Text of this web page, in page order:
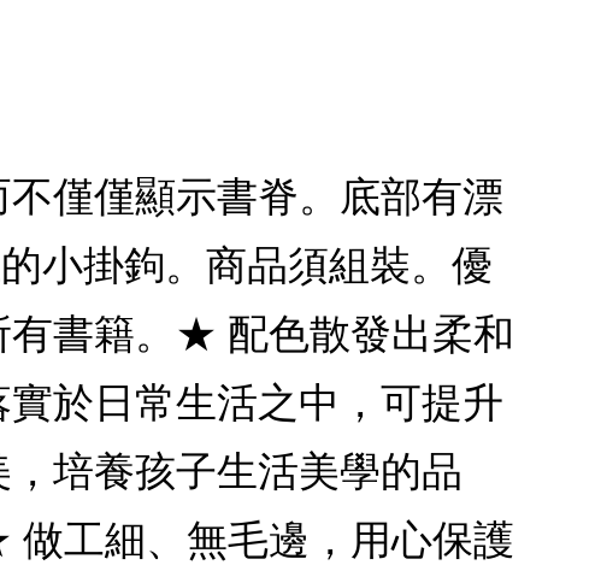
僅僅顯示書脊。底部有漂
小掛鉤。商品須組裝。優
書籍。★ 配色散發出柔和
於日常生活之中，可提升
培養孩子生活美學的品
工細、無毛邊，用心保護